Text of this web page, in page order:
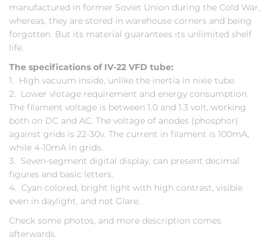
manufactured in former Soviet Union during the Cold War,
whereas, they are stored in warehouse corners and being
forgotten. But its material guarantees its unlimited shelf
life.
The specifications of IV-22 VFD tube:
1. High vacuum inside, unlike the inertia in nixie tube.
2. Lower vlotage requirement and energy consumption.
The filament voltage is between 1.0 and 1.3 volt, working
both on DC and AC. The voltage of anodes (phosphor)
against grids is 22-30v. The current in filament is 100mA,
while 4-10mA in grids.
3. Seven-segment digital display, can present decimal
figures and basic letters.
4. Cyan colored, bright light with high contrast, visible
even in daylight, and not Glare.
Check some photos, and more description comes
afterwards.